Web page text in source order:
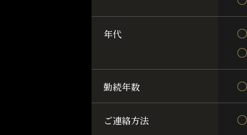
年代
勤続年数
ご連絡方法